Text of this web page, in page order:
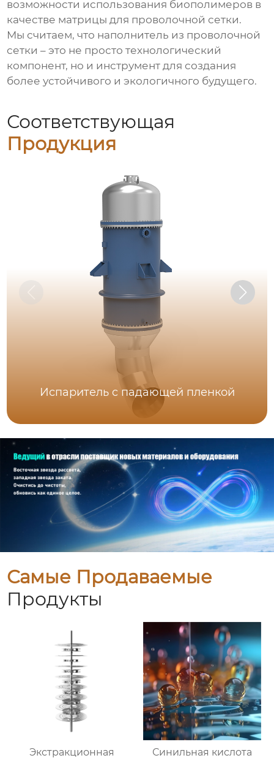
возможности использования биополимеров в
качестве матрицы для проволочной сетки.
Мы считаем, что наполнитель из проволочной
сетки – это не просто технологический
компонент, но и инструмент для создания
более устойчивого и экологичного будущего.
Соответствующая
Продукция
Испаритель c падающей пленкой
Самые Продаваемые
Продукты
Экстракционная Синильная кислота